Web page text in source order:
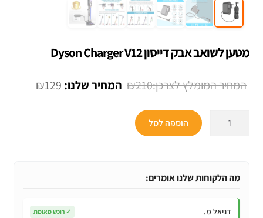
מטען לשואב אבק דייסון Dyson Charger V12
₪210
המחיר
₪129 המחיר
אבק
Dyson
הוספה לסל
מה הלקוחות שלנו אומרים:
דניאל מ. ✓ רוכש מאומת